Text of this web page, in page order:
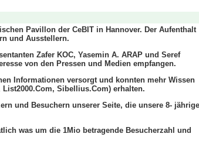
Pavillon der CeBIT in Hannover. Der Aufenthalt
und Ausstellern.
Zafer KOC, Yasemin A. ARAP und Seref
von den Pressen und Medien empfangen.
Informationen versorgt und konnten mehr Wissen
Sibellius.Com) erhalten.
und Besuchern unserer Seite, die unsere 8- jährige
was um die 1Mio betragende Besucherzahl und